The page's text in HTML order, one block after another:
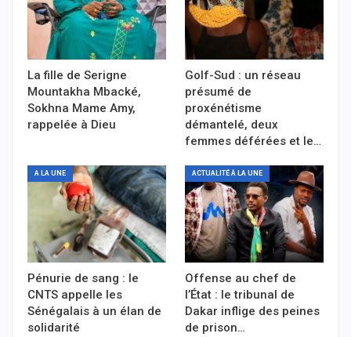
La fille de Serigne
Mountakha Mbacké,
Sokhna Mame Amy,
rappelée à Dieu
Golf-Sud : un réseau
présumé de
proxénétisme
démantelé, deux
femmes déférées et le…
A LA UNE
Pénurie de sang : le
CNTS appelle les
Sénégalais à un élan de
solidarité
ACTUALITÉ À LA UNE
Offense au chef de
l’État : le tribunal de
Dakar inflige des peines
de prison…